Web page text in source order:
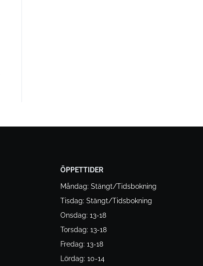
ÖPPETTIDER
Måndag: Stängt/Tidsbokning
Tisdag: Stängt/Tidsbokning
Onsdag: 13-18
Torsdag: 13-18
Fredag: 13-18
Lördag: 10-14